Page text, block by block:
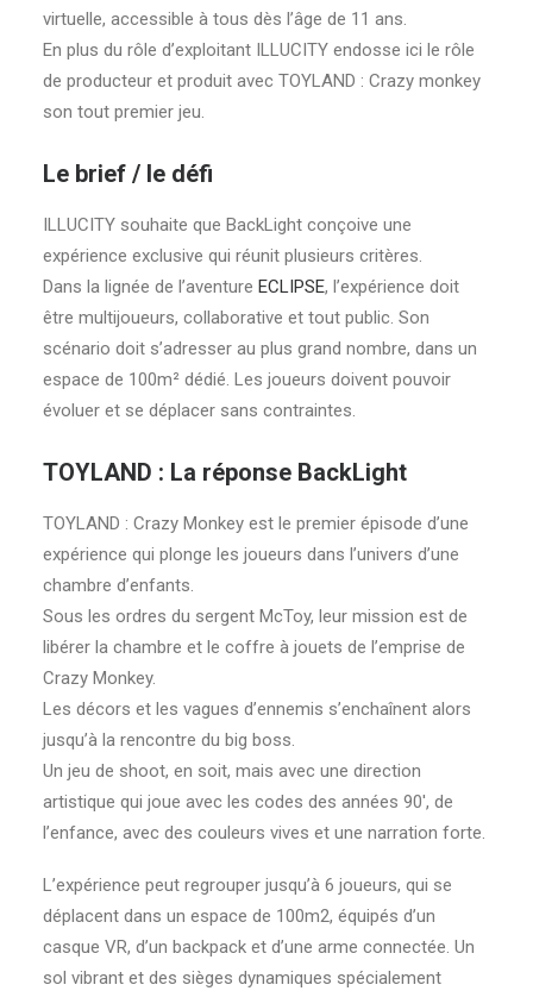
virtuelle, accessible à tous dès l’âge de 11 ans.
En plus du rôle d’exploitant ILLUCITY endosse ici le rôle
de producteur et produit avec TOYLAND : Crazy monkey
son tout premier jeu.
Le brief / le défi
ILLUCITY souhaite que BackLight conçoive une
expérience exclusive qui réunit plusieurs critères.
Dans la lignée de l’aventure ECLIPSE, l’expérience doit
être multijoueurs, collaborative et tout public. Son
scénario doit s’adresser au plus grand nombre, dans un
espace de 100m² dédié. Les joueurs doivent pouvoir
évoluer et se déplacer sans contraintes.
TOYLAND : La réponse BackLight
TOYLAND : Crazy Monkey est le premier épisode d’une
expérience qui plonge les joueurs dans l’univers d’une
chambre d’enfants.
Sous les ordres du sergent McToy, leur mission est de
libérer la chambre et le coffre à jouets de l’emprise de
Crazy Monkey.
Les décors et les vagues d’ennemis s’enchaînent alors
jusqu’à la rencontre du big boss.
Un jeu de shoot, en soit, mais avec une direction
artistique qui joue avec les codes des années 90′, de
l’enfance, avec des couleurs vives et une narration forte.
L’expérience peut regrouper jusqu’à 6 joueurs, qui se
déplacent dans un espace de 100m2, équipés d’un
casque VR, d’un backpack et d’une arme connectée. Un
sol vibrant et des sièges dynamiques spécialement